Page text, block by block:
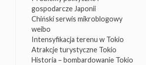
gospodarcze Japonii
Chiński serwis mikroblogowy
weibo
Intensyfikacja terenu w Tokio
Atrakcje turystyczne Tokio
Historia – bombardowanie Tokio